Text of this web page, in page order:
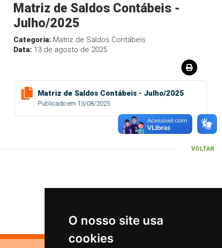
O nosso site usa
cookies
Matriz de Saldos Contábeis -
Julho/2025
Categoria: Matriz de Saldos Contábeis
Data: 13 de agosto de 2025
Matriz de Saldos Contábeis - Julho/2025
Publicado em 13/08/2025
VOLTAR